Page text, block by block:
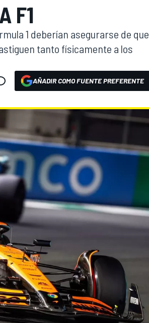
F1
1 deberían asegurarse de que
tanto físicamente a los
AÑADIR COMO FUENTE PREFERENTE